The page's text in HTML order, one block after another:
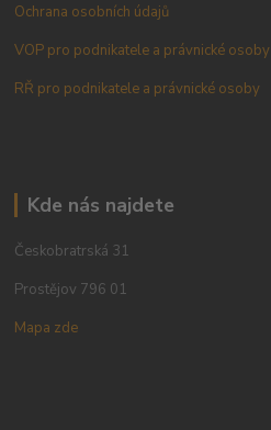
Ochrana osobních údajů
VOP pro podnikatele a právnické osoby
RŘ pro podnikatele a právnické osoby
Kde nás najdete
Českobratrská 31
Prostějov 796 01
Mapa zde